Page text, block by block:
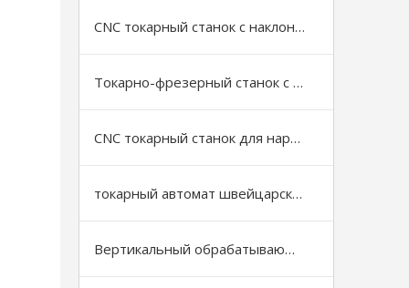
CNC токарный станок с наклонной станиной
Токарно-фрезерный станок с ЧПУ
CNC токарный станок для нарезки резьбы на трубах
токарный автомат швейцарского типа
Вертикальный обрабатывающий центр